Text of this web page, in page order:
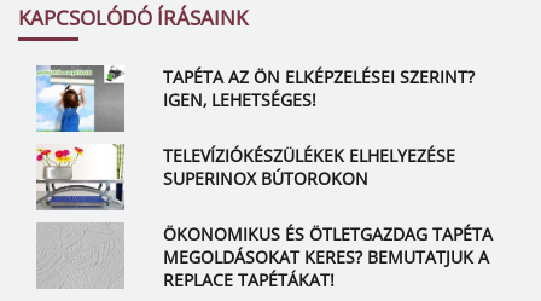
KAPCSOLÓDÓ ÍRÁSAINK
TAPÉTA AZ ÖN ELKÉPZELÉSEI SZERINT?
IGEN, LEHETSÉGES!
TELEVÍZIÓKÉSZÜLÉKEK ELHELYEZÉSE
SUPERINOX BÚTOROKON
ÖKONOMIKUS ÉS ÖTLETGAZDAG TAPÉTA
MEGOLDÁSOKAT KERES? BEMUTATJUK A
REPLACE TAPÉTÁKAT!